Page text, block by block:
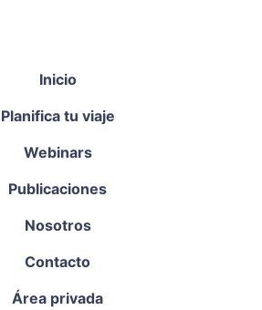
Inicio
Planifica tu viaje
Webinars
Publicaciones
Nosotros
Contacto
Área privada